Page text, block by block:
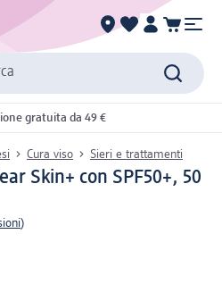
gratuita da 49 €
Cura viso Sieri e trattamenti
Skin+ con SPF50+, 50
)